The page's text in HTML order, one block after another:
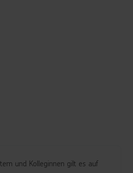
und Kolleginnen gilt es auf